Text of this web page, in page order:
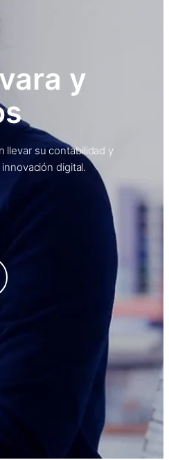
y
llevar su contabilidad y
digital.